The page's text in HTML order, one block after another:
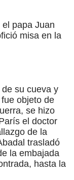
papa Juan
misa en la
su cueva y
objeto de
se hizo
el doctor
de la
trasladó
la embajada
hasta la